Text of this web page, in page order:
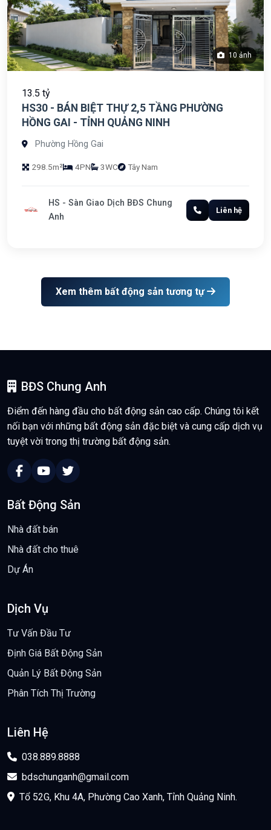
10 ảnh
13.5 tỷ
HS30 - BÁN BIỆT THỰ 2,5 TẦNG PHƯỜNG
HỒNG GAI - TỈNH QUẢNG NINH
Phường Hồng Gai
298.5m² 4PN 3WC Tây Nam
HS - Sàn Giao Dịch BĐS Chung
Anh
Liên hệ
Xem thêm bất động sản tương tự
BĐS Chung Anh
Điểm đến hàng đầu cho bất động sản cao cấp. Chúng tôi kết
nối bạn với những bất động sản đặc biệt và cung cấp dịch vụ
tuyệt vời trong thị trường bất động sản.
Bất Động Sản
Nhà đất bán
Nhà đất cho thuê
Dự Án
Dịch Vụ
Tư Vấn Đầu Tư
Định Giá Bất Động Sản
Quản Lý Bất Động Sản
Phân Tích Thị Trường
Liên Hệ
038.889.8888
bdschunganh@gmail.com
Tổ 52G, Khu 4A, Phường Cao Xanh, Tỉnh Quảng Ninh.